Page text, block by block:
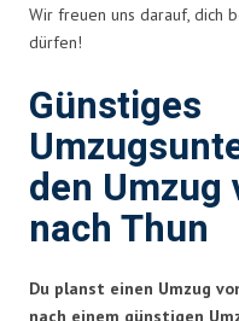
Wir freuen uns darauf, dich
dürfen!
Günstiges
den Umzug
nach Thun
Du planst einen Umzug
nach einem günstigen